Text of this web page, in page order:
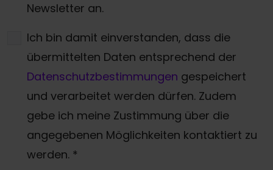
Newsletter an.
Ich bin damit einverstanden, dass die
übermittelten Daten entsprechend der
Datenschutzbestimmungen gespeichert
und verarbeitet werden dürfen. Zudem
gebe ich meine Zustimmung über die
angegebenen Möglichkeiten kontaktiert zu
werden. *